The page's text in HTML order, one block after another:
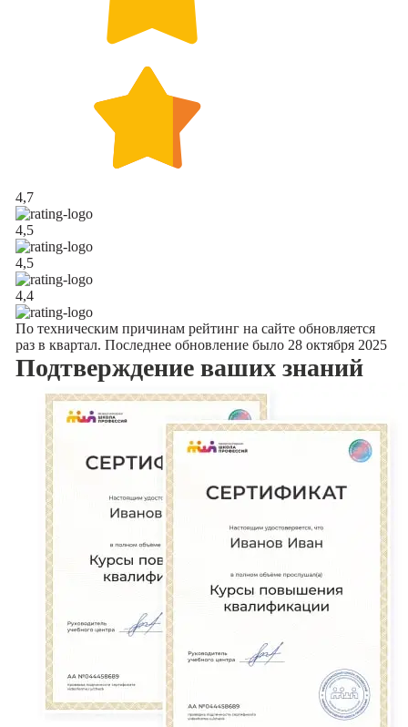
4,7
4,5
4,5
4,4
По техническим причинам рейтинг на сайте обновляется
раз в квартал. Последнее обновление было 28 октября 2025
Подтверждение ваших знаний